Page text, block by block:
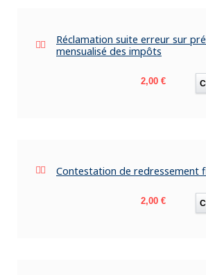
Réclamation suite erreur sur
mensualisé des impôts
Prix
2,00 €
Contestation de redressement
Prix
2,00 €